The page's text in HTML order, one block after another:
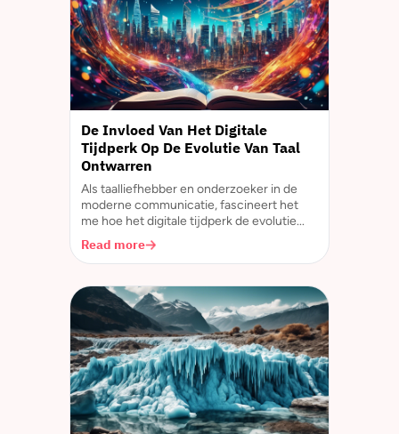
De Invloed Van Het Digitale
Tijdperk Op De Evolutie Van Taal
Ontwarren
Als taalliefhebber en onderzoeker in de
moderne communicatie, fascineert het
me hoe het digitale tijdperk de evolutie...
Read more